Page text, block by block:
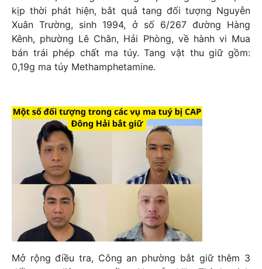
kịp thời phát hiện, bắt quả tang đối tượng Nguyễn
Xuân Trường, sinh 1994, ở số 6/267 đường Hàng
Kênh, phường Lê Chân, Hải Phòng, về hành vi Mua
bán trái phép chất ma túy. Tang vật thu giữ gồm:
0,19g ma túy Methamphetamine.
Mở rộng điều tra, Công an phường bắt giữ thêm 3